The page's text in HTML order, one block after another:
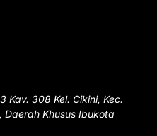
Kav. 308 Kel. Cikini, Kec.
Khusus Ibukota